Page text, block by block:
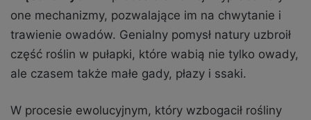
one mechanizmy, pozwalające im na chwytanie i
trawienie owadów. Genialny pomysł natury uzbroił
część roślin w pułapki, które wabią nie tylko owady,
ale czasem także małe gady, płazy i ssaki.
W procesie ewolucyjnym, który wzbogacił rośliny